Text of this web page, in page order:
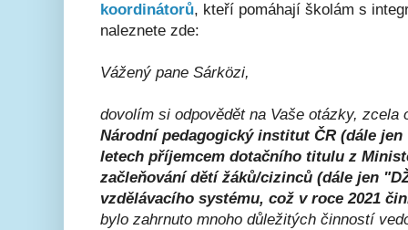
koordinátorů, kteří pomáhají školám s
naleznete zde:
Vážený pane Sárközi,
dovolím si odpovědět na Vaše otázky, zcela
Národní pedagogický institut ČR (dále
letech příjemcem dotačního titulu z
začleňování dětí žáků/cizinců (dále jen
vzdělávacího systému, což v roce 2021
bylo zahrnuto mnoho důležitých činností